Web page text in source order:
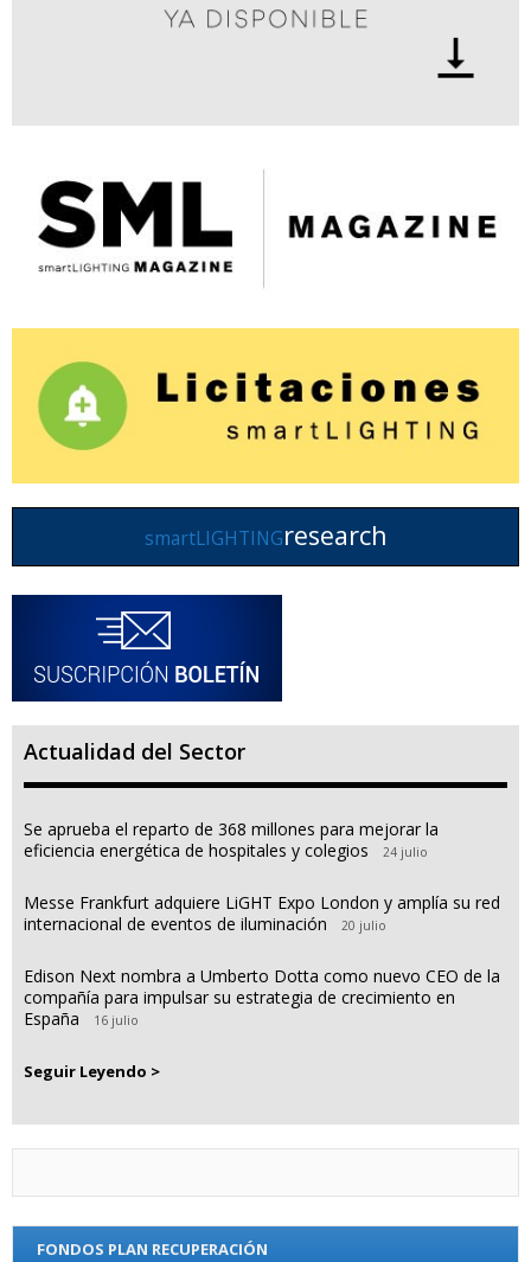
smartLIGHTINGresearch
Actualidad del Sector
Se aprueba el reparto de 368 millones para mejorar la
eficiencia energética de hospitales y colegios
24 julio
Messe Frankfurt adquiere LiGHT Expo London y amplía su red
internacional de eventos de iluminación
20 julio
Edison Next nombra a Umberto Dotta como nuevo CEO de la
compañía para impulsar su estrategia de crecimiento en
España
16 julio
Seguir Leyendo >
FONDOS PLAN RECUPERACIÓN